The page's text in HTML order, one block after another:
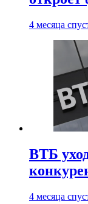
4 месяца
ВТБ
4 месяца